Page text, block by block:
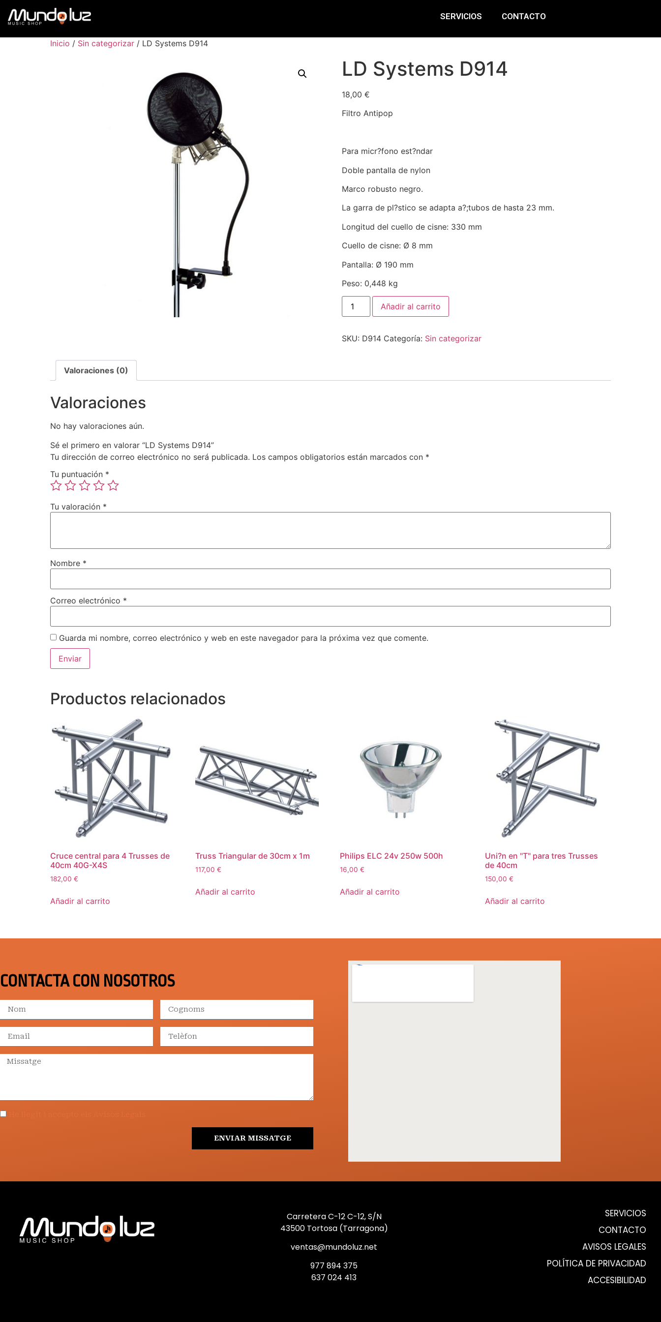
SERVICIOS CONTACTO
Inicio / Sin categorizar / LD Systems D914
LD Systems D914
18,00 €
Filtro Antipop
Para micr?fono est?ndar
Doble pantalla de nylon
Marco robusto negro.
La garra de pl?stico se adapta a?;tubos de hasta 23 mm.
Longitud del cuello de cisne: 330 mm
Cuello de cisne: Ø 8 mm
Pantalla: Ø 190 mm
Peso: 0,448 kg
Añadir al carrito
SKU: D914 Categoría: Sin categorizar
Valoraciones (0)
Valoraciones
No hay valoraciones aún.
Sé el primero en valorar “LD Systems D914”
Tu dirección de correo electrónico no será publicada. Los campos obligatorios están marcados con *
Tu puntuación *
Tu valoración *
Nombre *
Correo electrónico *
Guarda mi nombre, correo electrónico y web en este navegador para la próxima vez que comente.
Productos relacionados
Cruce central para 4 Trusses de
40cm 40G-X4S
182,00 €
Añadir al carrito
Truss Triangular de 30cm x 1m
117,00 €
Añadir al carrito
Philips ELC 24v 250w 500h
16,00€
Añadir al carrito
Uni?n en "T" para tres Trusses
de 40cm
150,00€
Añadir al carrito
CONTACTA CON NOSOTROS
ENVIAR MISSATGE
Carretera C-12 C-12, S/N
43500 Tortosa (Tarragona)
ventas@mundoluz.net
977 894 375
637 024 413
SERVICIOS
CONTACTO
AVISOS LEGALES
POLÍTICA DE PRIVACIDAD
ACCESIBILIDAD